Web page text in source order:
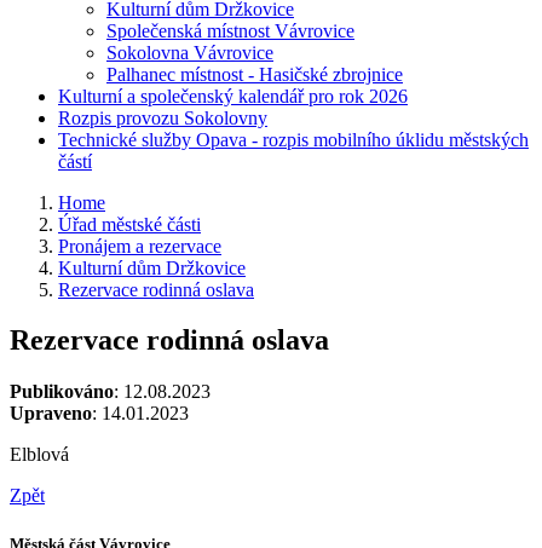
Kulturní dům Držkovice
Společenská místnost Vávrovice
Sokolovna Vávrovice
Palhanec místnost - Hasičské zbrojnice
Kulturní a společenský kalendář pro rok 2026
Rozpis provozu Sokolovny
Technické služby Opava - rozpis mobilního úklidu městských
částí
Home
Úřad městské části
Pronájem a rezervace
Kulturní dům Držkovice
Rezervace rodinná oslava
Rezervace rodinná oslava
Publikováno: 12.08.2023
Upraveno: 14.01.2023
Elblová
Zpět
Městská část Vávrovice